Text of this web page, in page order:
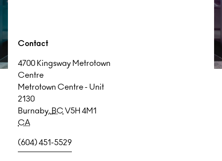
Contact
4700 Kingsway Metrotown
Centre
Metrotown Centre - Unit
2130
Burnaby, BC V5H 4M1
CA
(604) 451-5529